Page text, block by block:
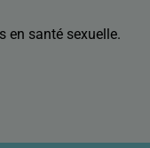
en santé sexuelle.